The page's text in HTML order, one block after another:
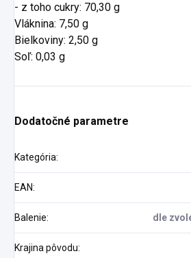
- z toho cukry: 70,30 g
Vláknina: 7,50 g
Bielkoviny: 2,50 g
Soľ: 0,03 g
Dodatočné parametre
Kategória:
EAN:
Balenie: dle
Krajina pôvodu: